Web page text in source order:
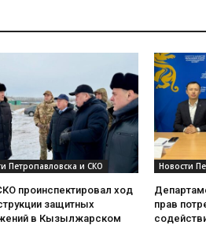
Петропавловска и СКО
проинспектировал ход
защитных
в Кызылжарском
Новости
прав